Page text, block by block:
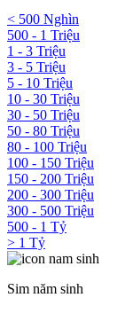
< 500 Nghìn
500 - 1 Triệu
1 - 3 Triệu
3 - 5 Triệu
5 - 10 Triệu
10 - 30 Triệu
30 - 50 Triệu
50 - 80 Triệu
80 - 100 Triệu
100 - 150 Triệu
150 - 200 Triệu
200 - 300 Triệu
300 - 500 Triệu
500 - 1 Tỷ
> 1 Tỷ
Sim năm sinh